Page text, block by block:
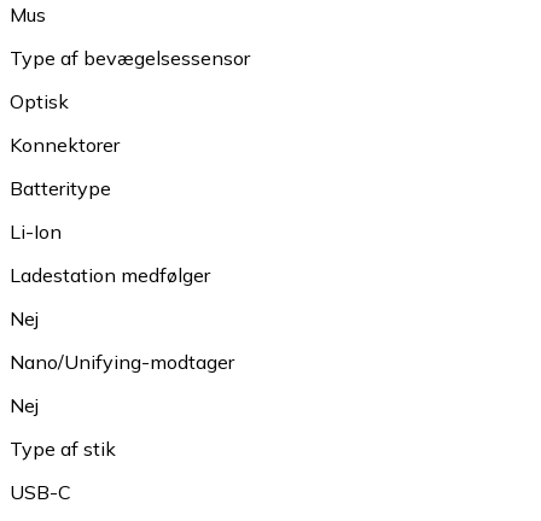
Mus
Type af bevægelsessensor
Optisk
Konnektorer
Batteritype
Li-Ion
Ladestation medfølger
Nej
Nano/Unifying-modtager
Nej
Type af stik
USB-C